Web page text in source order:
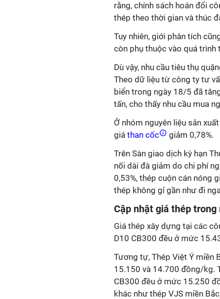
rằng, chính sách hoán đổi
thép theo thời gian và thúc
Tuy nhiên, giới phân tích
còn phụ thuộc vào quá trình
Dù vậy, nhu cầu tiêu thụ
Theo dữ liệu từ công ty tư
biển trong ngày 18/5 đã
tấn, cho thấy nhu cầu mua
Ở nhóm nguyên liệu sản
giá than cốc
giảm 0,78%.
Trên Sàn giao dịch kỳ hạn
nối dài đà giảm do chi phí
0,53%, thép cuộn cán nóng
thép không gỉ gần như đi
Cập nhật giá thép trong
Giá thép xây dựng tại các
D10 CB300 đều ở mức
Tương tự, Thép Việt Ý miền
15.150 và 14.700 đồng/kg.
CB300 đều ở mức 15.250
khác như thép VJS miền